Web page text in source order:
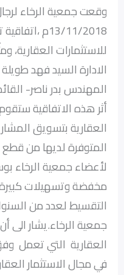
وقعت جمعية الرخاء
13/11/2018م
للاستثمارات
الادارة السيد فهد
المهندس بدر ناصر-
أثر هذه الاتفاقية
العقارية بتسويق
المتوفرة لديها من
لأعضاء جمعية الرخاء
مخفضة وتسهيلات كبيرة
التقسيط لعدد من
جمعية الرخاء.يشار الى
العقارية التي تعمل
في مجال الاستثمار